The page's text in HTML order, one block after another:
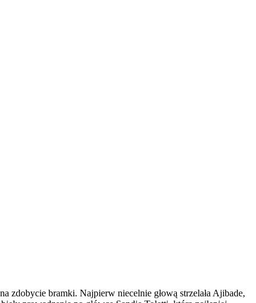
zdobycie bramki. Najpierw niecelnie głową strzelała Ajibade,